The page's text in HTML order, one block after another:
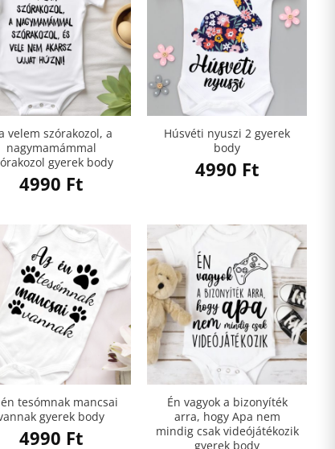
velem szórakozol, a
nagymamámmal
gyerek body
4990 Ft
Húsvéti nyuszi 2 gyerek
body
4990 Ft
tesómnak mancsai
gyerek body
4990 Ft
Én vagyok a bizonyíték
arra, hogy Apa nem
mindig csak videójátékozik
gyerek body